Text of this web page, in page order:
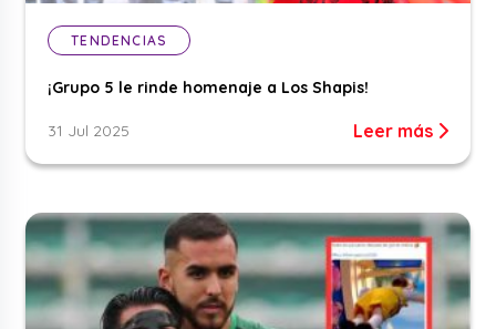
TENDENCIAS
¡Grupo 5 le rinde homenaje a Los Shapis!
31 Jul 2025 Leer más